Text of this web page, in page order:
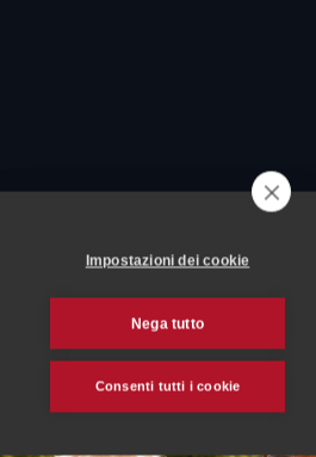
Impostazioni dei cookie
Nega tutto
Consenti tutti i cookie